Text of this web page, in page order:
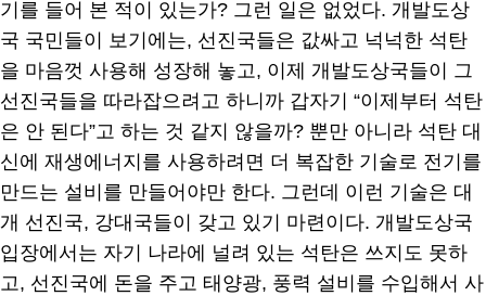
기를 들어 본 적이 있는가? 그런 일은 없었다. 개발도상
국 국민들이 보기에는, 선진국들은 값싸고 넉넉한 석탄
을 마음껏 사용해 성장해 놓고, 이제 개발도상국들이 그
선진국들을 따라잡으려고 하니까 갑자기 “이제부터 석탄
은 안 된다”고 하는 것 같지 않을까? 뿐만 아니라 석탄 대
신에 재생에너지를 사용하려면 더 복잡한 기술로 전기를
만드는 설비를 만들어야만 한다. 그런데 이런 기술은 대
개 선진국, 강대국들이 갖고 있기 마련이다. 개발도상국
입장에서는 자기 나라에 널려 있는 석탄은 쓰지도 못하
고, 선진국에 돈을 주고 태양광, 풍력 설비를 수입해서 사